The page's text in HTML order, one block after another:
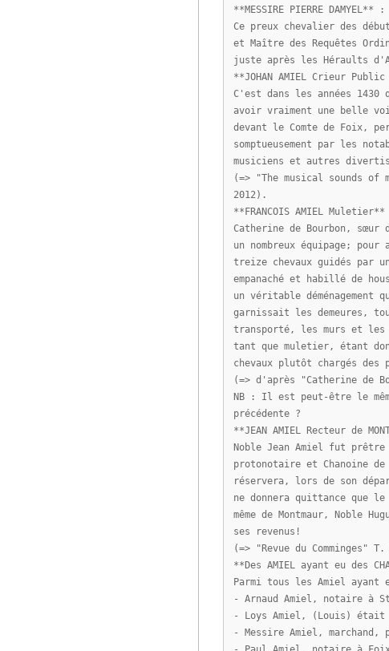
**MESSIRE PIERRE DAMYEL** :
Ce preux chevalier des
et Maître des Requêtes
juste après les Héraults
**JOHAN AMIEL Crieur Public
C'est dans les années
avoir vraiment une belle
devant le Comte de Foix,
somptueusement par les
musiciens et autres
(=> "The musical sounds
2012).
**FRANCOIS AMIEL
Catherine de Bourbon,
un nombreux équipage;
treize chevaux guidés par
empanaché et habillé de
un véritable
garnissait les demeures,
transporté, les murs et les
tant que muletier, étant
chevaux plutôt chargés
(=> d'après "Catherine de
NB : Il est peut-être le
précédente ?
**JEAN AMIEL Recteur de
Noble Jean Amiel fut
protonotaire et Chanoine
réservera, lors de son
ne donnera quittance que
même de Montmaur, Noble
ses revenus!
(=> "Revue du Comminges"
**Des AMIEL ayant eu des
Parmi tous les Amiel
- Arnaud Amiel, notaire à
- Loys Amiel, (Louis) était
- Messire Amiel,